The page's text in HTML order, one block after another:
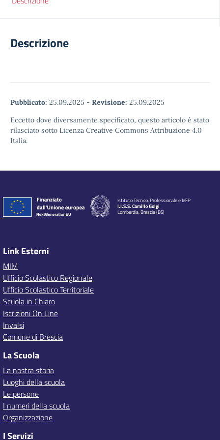
Descrizione
Pubblicato: 25.09.2025 - Revisione: 25.09.2025
Eccetto dove diversamente specificato, questo articolo è stato
rilasciato sotto Licenza Creative Commons Attribuzione 4.0
Italia.
Istituto Tecnico, Professionale e IeFP
I.I.S.S. Camillo Golgi
Lombardia, Brescia (BS)
Link Esterni
MIM
Ufficio Scolastico Regionale
Ufficio Scolastico Territoriale
Scuola in Chiaro
Iscrizioni On Line
Invalsi
Comune di Brescia
La Scuola
La nostra storia
Luoghi della scuola
Le persone
I numeri della scuola
Organizzazione
I Servizi